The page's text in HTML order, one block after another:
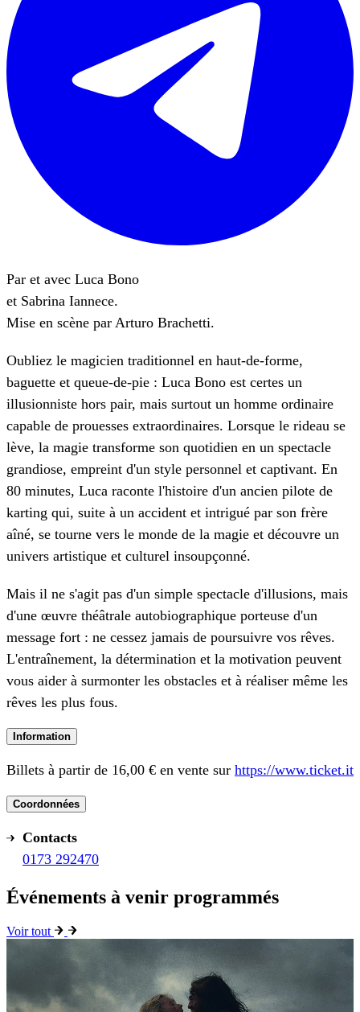
Par et avec Luca Bono
et Sabrina Iannece.
Mise en scène par Arturo Brachetti.
Oubliez le magicien traditionnel en haut-de-forme,
baguette et queue-de-pie : Luca Bono est certes un
illusionniste hors pair, mais surtout un homme ordinaire
capable de prouesses extraordinaires. Lorsque le rideau se
lève, la magie transforme son quotidien en un spectacle
grandiose, empreint d'un style personnel et captivant. En
80 minutes, Luca raconte l'histoire d'un ancien pilote de
karting qui, suite à un accident et intrigué par son frère
aîné, se tourne vers le monde de la magie et découvre un
univers artistique et culturel insoupçonné.
Mais il ne s'agit pas d'un simple spectacle d'illusions, mais
d'une œuvre théâtrale autobiographique porteuse d'un
message fort : ne cessez jamais de poursuivre vos rêves.
L'entraînement, la détermination et la motivation peuvent
vous aider à surmonter les obstacles et à réaliser même les
rêves les plus fous.
Information
Billets à partir de 16,00 € en vente sur https://www.ticket.it
Coordonnées
Contacts
0173 292470
Événements à venir programmés
Voir tout